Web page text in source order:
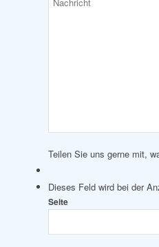
Teilen Sie uns gerne mit,
Dieses Feld wird bei der
Seite